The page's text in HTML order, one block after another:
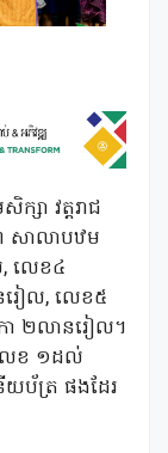
ា វត្តរាជ
សាលាបឋម
, លេខ៤
រៀល, លេខ៥
ា ២លានរៀល។
េខ ១ដល់
ប័ត្រ ផងដែរ